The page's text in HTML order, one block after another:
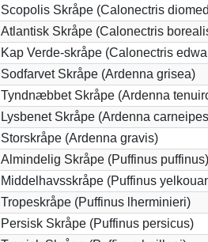
Scopolis Skråpe (Calonectris
Atlantisk Skråpe (Calonectris
Kap Verde-skråpe (Calonectris
Sodfarvet Skråpe (Ardenna grisea)
Tyndnæbbet Skråpe (Ardenna
Lysbenet Skråpe (Ardenna
Storskråpe (Ardenna gravis)
Almindelig Skråpe (Puffinus puffinus)
Middelhavsskråpe (Puffinus
Tropeskråpe (Puffinus lherminieri)
Persisk Skråpe (Puffinus persicus)